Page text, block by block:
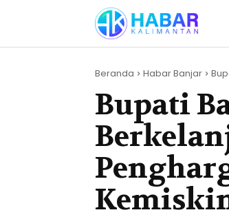
Beranda Habar Banjar
Bupati